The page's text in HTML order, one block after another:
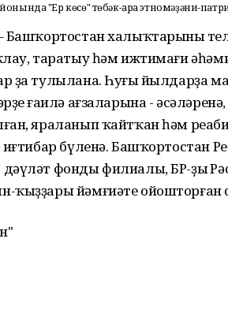
"Ер көсө" төбәк-ара этномәҙәни-
Башҡортостан халыҡтарының
таратыу һәм ижтимағи
ҙа тулылана. Һуңғы йылдарҙа
ғаилә ағзаларына -
яраланып ҡайтҡан һәм
иғтибар бүленә. Башҡортостан
фонды филиалы, БР-ҙың
ҡыҙҙары йәмғиәте ойошторған